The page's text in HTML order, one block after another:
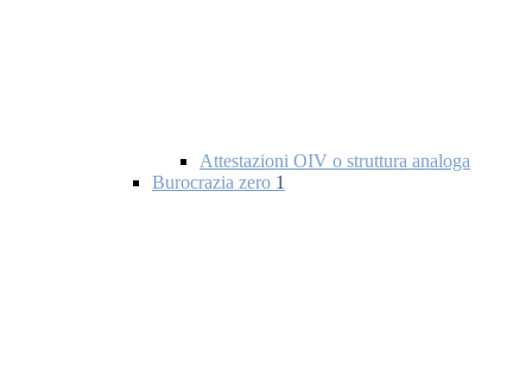
Attestazioni OIV o struttura analoga
Burocrazia zero 1